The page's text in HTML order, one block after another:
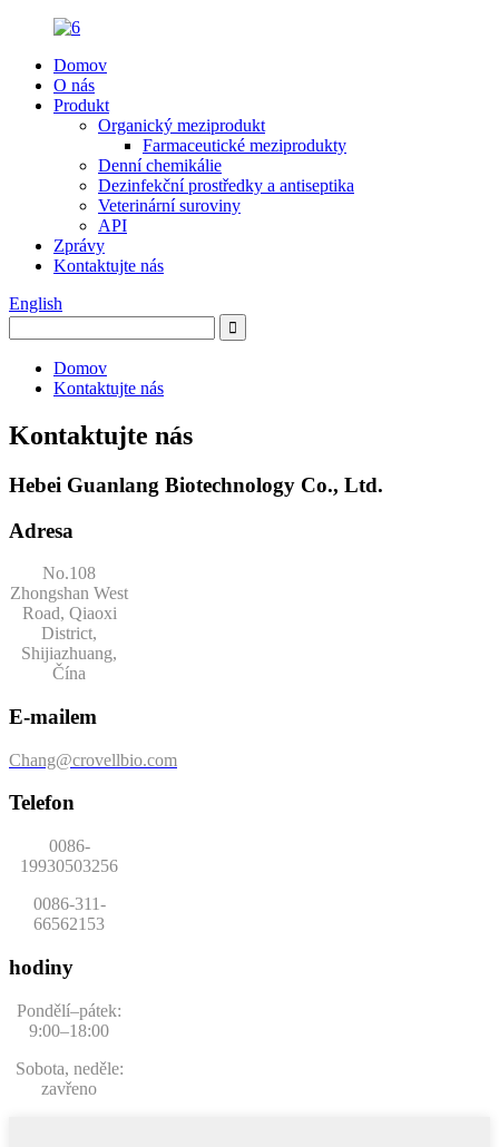
Domov
O nás
Produkt
Organický meziprodukt
Farmaceutické meziprodukty
Denní chemikálie
Dezinfekční prostředky a antiseptika
Veterinární suroviny
API
Zprávy
Kontaktujte nás
English
Domov
Kontaktujte nás
Kontaktujte nás
Hebei Guanlang Biotechnology Co., Ltd.
Adresa
No.108
Zhongshan West
Road, Qiaoxi
District,
Shijiazhuang,
Čína
E-mailem
Chang@crovellbio.com
Telefon
0086-
19930503256
0086-311-
66562153
hodiny
Pondělí–pátek:
9:00–18:00
Sobota, neděle:
zavřeno